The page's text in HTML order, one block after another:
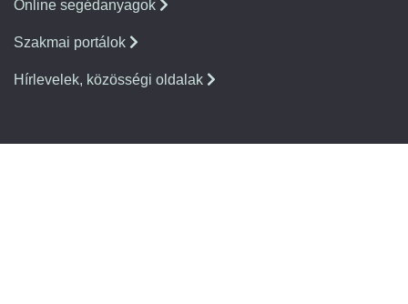
Online segédanyagok
Szakmai portálok
Hírlevelek, közösségi oldalak